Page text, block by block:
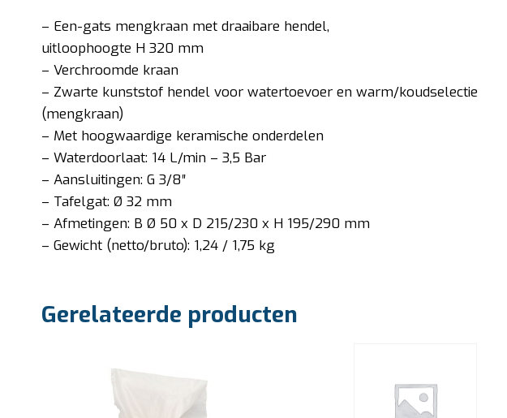
– Een-gats mengkraan met draaibare hendel,
uitloophoogte H 320 mm
– Verchroomde kraan
– Zwarte kunststof hendel voor watertoevoer en warm/koudselectie
(mengkraan)
– Met hoogwaardige keramische onderdelen
– Waterdoorlaat: 14 L/min – 3,5 Bar
– Aansluitingen: G 3/8″
– Tafelgat: Ø 32 mm
– Afmetingen: B Ø 50 x D 215/230 x H 195/290 mm
– Gewicht (netto/bruto): 1,24 / 1,75 kg
Gerelateerde producten